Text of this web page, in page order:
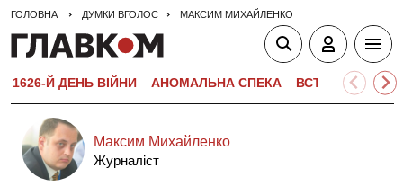
ГОЛОВНА ДУМКИ ВГОЛОС МАКСИМ МИХАЙЛЕНКО
1626-Й ДЕНЬ ВІЙНИ АНОМАЛЬНА СПЕКА ВСТУПНА
Максим Михайленко
Журналіст